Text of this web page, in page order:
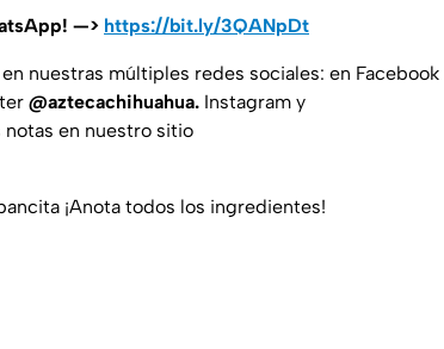
—> https://bit.ly/3QANpDt
nuestras múltiples redes sociales: en Facebook
@aztecachihuahua. Instagram y
en nuestro sitio
¡Anota todos los ingredientes!